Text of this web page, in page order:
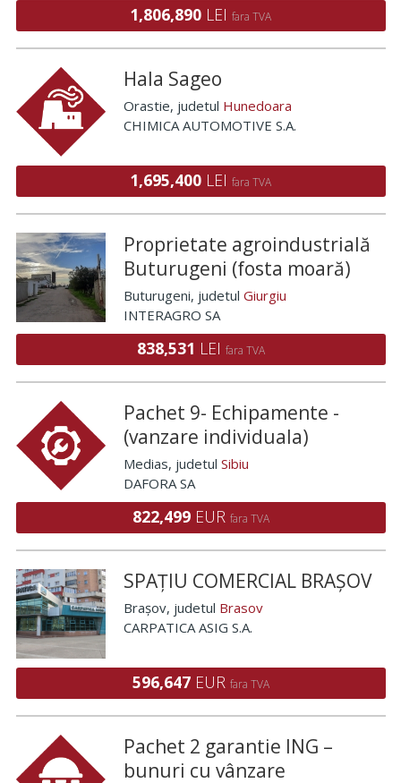
1,806,890 LEI fara TVA
Hala Sageo
Orastie, judetul Hunedoara
CHIMICA AUTOMOTIVE S.A.
1,695,400 LEI fara TVA
Proprietate agroindustrială
Buturugeni (fosta moară)
Buturugeni, judetul Giurgiu
INTERAGRO SA
838,531 LEI fara TVA
Pachet 9- Echipamente -
(vanzare individuala)
Medias, judetul Sibiu
DAFORA SA
822,499 EUR fara TVA
SPAȚIU COMERCIAL BRAȘOV
Brașov, judetul Brasov
CARPATICA ASIG S.A.
596,647 EUR fara TVA
Pachet 2 garantie ING –
bunuri cu vânzare